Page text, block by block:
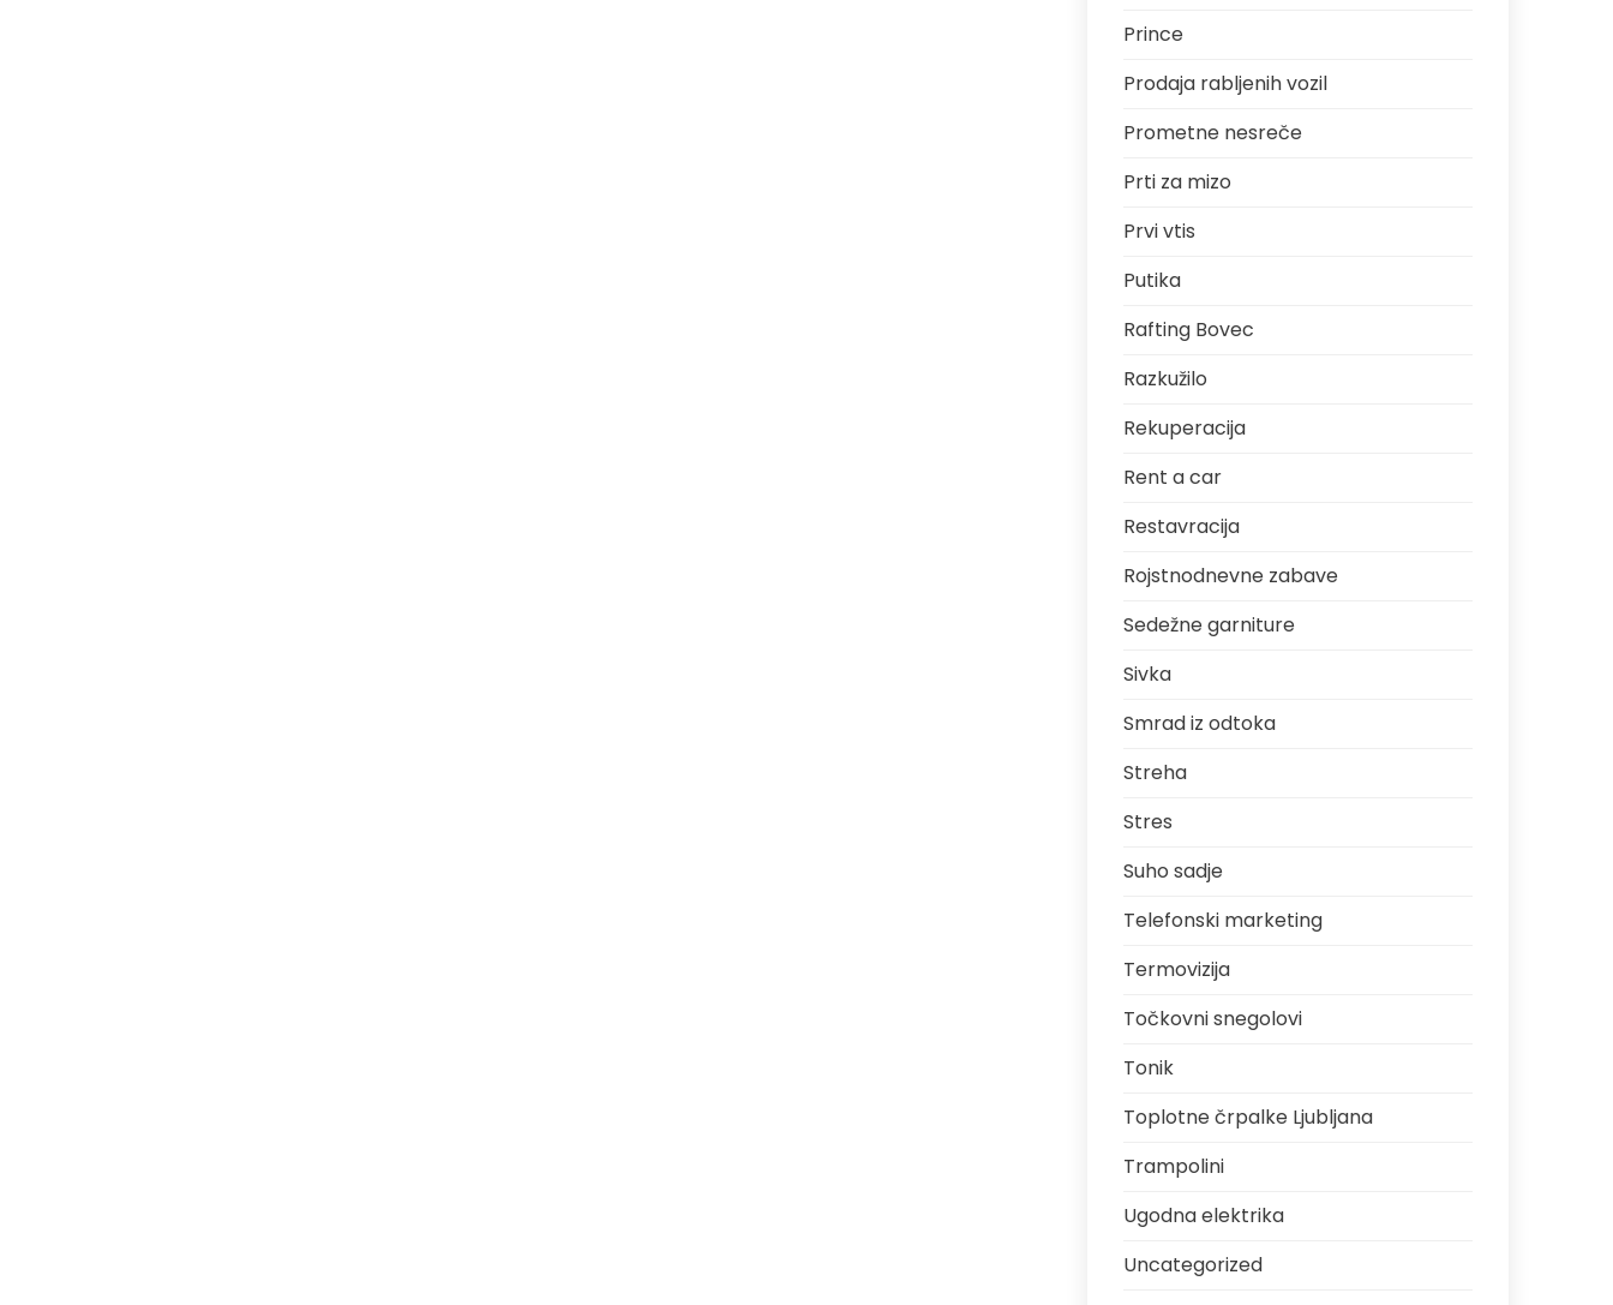
Prince
Prodaja rabljenih vozil
Prometne nesreče
Prti za mizo
Prvi vtis
Putika
Rafting Bovec
Razkužilo
Rekuperacija
Rent a car
Restavracija
Rojstnodnevne zabave
Sedežne garniture
Sivka
Smrad iz odtoka
Streha
Stres
Suho sadje
Telefonski marketing
Termovizija
Točkovni snegolovi
Tonik
Toplotne črpalke Ljubljana
Trampolini
Ugodna elektrika
Uncategorized